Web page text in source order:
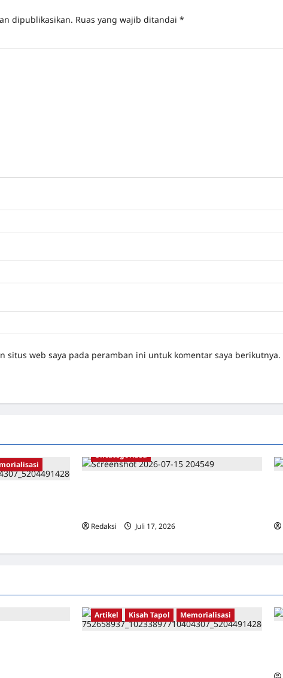
dipublikasikan. Ruas yang wajib ditandai *
situs web saya pada peramban ini untuk komentar saya berikutnya.
Uncategorized
Redaksi
Juli 17, 2026
Artikel Kisah Tapol Memorialisasi